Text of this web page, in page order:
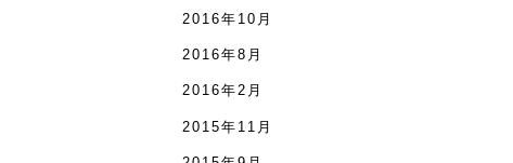
2016年10月
2016年8月
2016年2月
2015年11月